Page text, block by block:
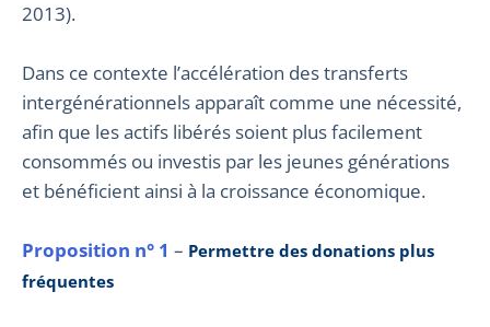
2013).
Dans ce contexte l’accélération des transferts
intergénérationnels apparaît comme une nécessité,
afin que les actifs libérés soient plus facilement
consommés ou investis par les jeunes générations
et bénéficient ainsi à la croissance économique.
Proposition n° 1 – Permettre des donations plus
fréquentes